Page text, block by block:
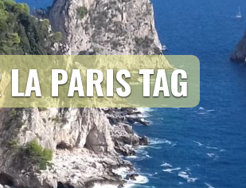
PARIS TAG